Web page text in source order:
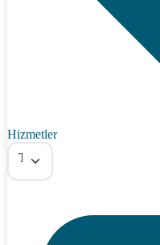
Hizmetler
Tümü